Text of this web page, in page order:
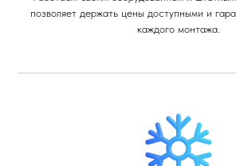
позволяет держать цены доступными и
каждого монтажа.